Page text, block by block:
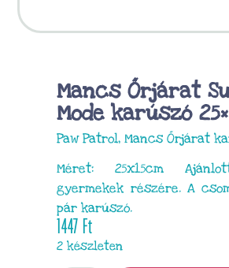
Mancs Őrjárat
Mode karúszó
Paw Patrol, Mancs Őrjárat
Méret: 25x15cm
gyermekek részére. A
pár karúszó.
1447Ft
2 készleten